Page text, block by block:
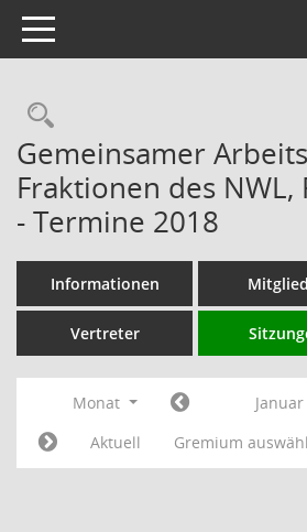
Toggle navigation
Rechercheauswahl
Gemeinsamer
Fraktionen des NWL,
- Termine 2018
Informationen
Vertreter
Monat Januar
Aktuell
Gremium